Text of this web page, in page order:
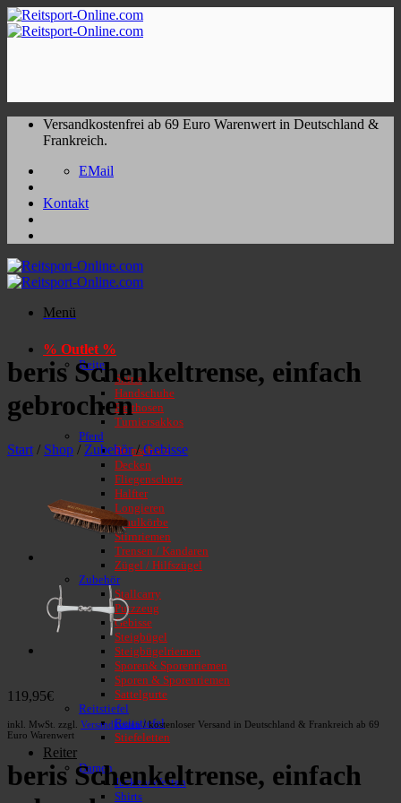
Zum
Inhalt
Versandkostenfrei ab 69 Euro Warenwert in Deutschland &
Frankreich.
EMail
Kontakt
Menü
% Outlet %
Reiter
Shirts
Handschuhe
Reithosen
Turniersakkos
Pferd
Beinschutz
Decken
Fliegenschutz
Halfter
Longieren
Maulkörbe
Stirnriemen
Trensen / Kandaren
Zügel / Hilfszügel
Zubehör
Stallcarry
Putzzeug
Gebisse
Steigbügel
Steigbügelriemen
Sporen& Sporenriemen
Sporen & Sporenriemen
Sattelgurte
Reitstiefel
Reitstiefel
Stiefeletten
Reiter
Damen
Jacken/Westen
Shirts
beris Schenkeltrense, einfach
gebrochen
Start / Shop / Zubehör / Gebisse
119,95€
inkl. MwSt. zzgl. Versandkosten/ kostenloser Versand in Deutschland & Frankreich ab 69
Euro Warenwert
beris Schenkeltrense, einfach